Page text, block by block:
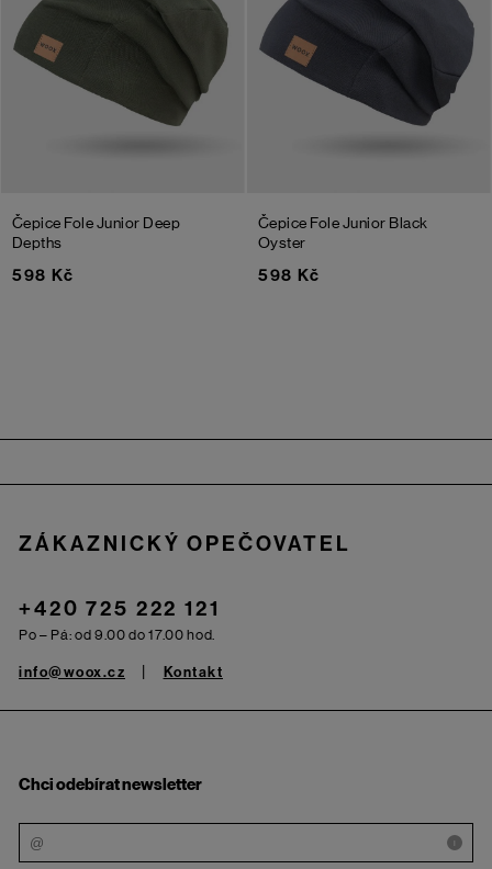
Čepice Fole Junior Deep
Depths
598 Kč
Čepice Fole Junior Black
Oyster
598 Kč
ZÁKAZNICKÝ OPEČOVATEL
+420 725 222 121
Po – Pá: od 9.00 do 17.00 hod.
info@woox.cz Kontakt
Chci odebírat newsletter
i